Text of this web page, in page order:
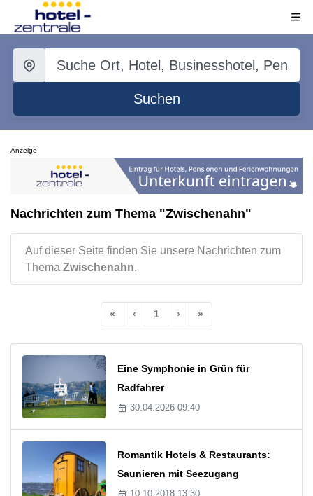
Suchen
Anzeige
Nachrichten zum Thema "Zwischenahn"
Auf dieser Seite finden Sie unsere Nachrichten zum
Thema Zwischenahn.
« ‹ 1 › »
Eine Symphonie in Grün für
Radfahrer
30.04.2026 09:40
Romantik Hotels & Restaurants:
Saunieren mit Seezugang
10.10.2018 13:30